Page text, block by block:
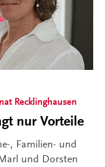
Recklinghausen
nur Vorteile
, Familien- und
und Dorsten